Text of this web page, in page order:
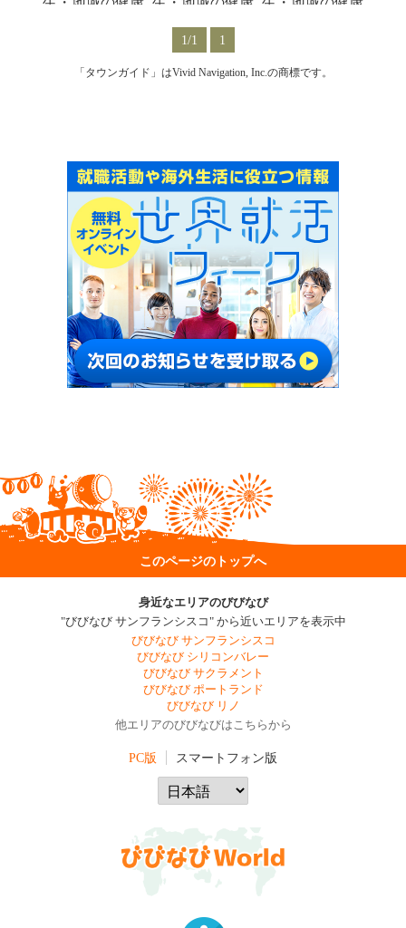
1/1 1
「タウンガイド」はVivid Navigation, Inc.の商標です。
このページのトップへ
身近なエリアのびびなび
"びびなび サンフランシスコ" から近いエリアを表示中
びびなび サンフランシスコ
びびなび シリコンバレー
びびなび サクラメント
びびなび ポートランド
びびなび リノ
他エリアのびびなびはこちらから
PC版 スマートフォン版